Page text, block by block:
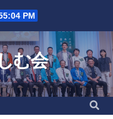
PM
む会